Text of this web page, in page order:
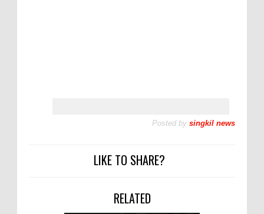
Posted by singkil news
LIKE TO SHARE?
RELATED